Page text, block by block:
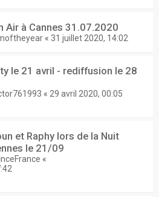
Air à Cannes 31.07.2020
« 31 juillet 2020, 14:02
le 21 avril - rediffusion le 28
« 29 avril 2020, 00:05
et Raphy lors de la Nuit
le 21/09
«